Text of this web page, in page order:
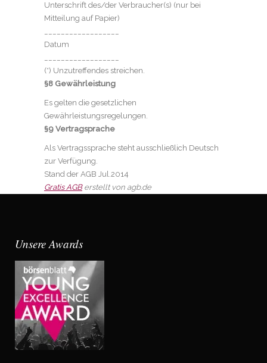
Unterschrift des/der Verbraucher(s) (nur bei
Mitteilung auf Papier)
Datum
(*) Unzutreffendes streichen.
§8 Gewährleistung
Es gelten die gesetzlichen
Gewährleistungsregelungen.
§9 Vertragsprache
Als Vertragssprache steht ausschließlich Deutsch
zur Verfügung.
Stand der AGB Jul.2014
Gratis AGBerstellt von agb.de
Unsere Awards